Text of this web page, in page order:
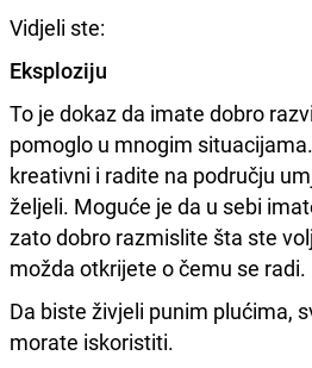
Vidjeli ste:
Eksploziju
To je dokaz da imate dobro
pomoglo u mnogim
kreativni i radite na području
željeli. Moguće je da u sebi
zato dobro razmislite šta ste
možda otkrijete o čemu se radi.
Da biste živjeli punim plućima,
morate iskoristiti.